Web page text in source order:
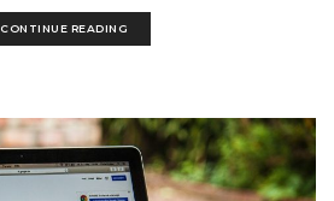
CONTINUE READING